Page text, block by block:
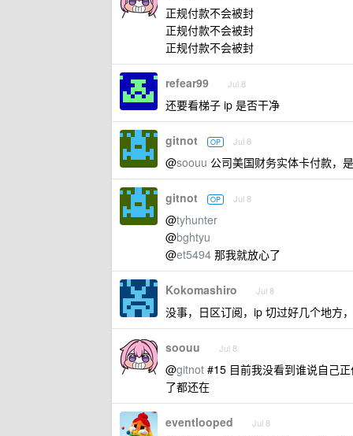
正规付款不会被封
正规付款不会被封
正规付款不会被封
refear99 Jul 8
还要看梯子 ip 是否干净
gitnot OP Jul 8
@soouu 公司美国财务实体卡付款，
gitnot OP Jul 8
@tyhunter
@bghtyu
@et5494 那我就放心了
Kokomashiro Jul 8
没事，日区订阅，ip 切过好几个地方
soouu Jul 8
@gitnot #15 目前我没看到谁说自己
了都还在
eventlooped Jul 8